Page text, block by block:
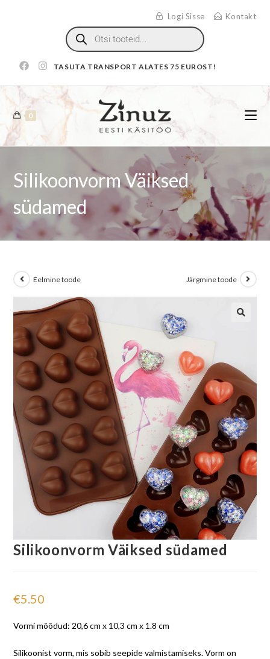
Logi Sisse Kontakt
TASUTA TRANSPORT ALATES 75 EUROST!
0
Silikoonvorm Väiksed
südamed
Eelmine toode Järgmine toode
Silikoonvorm Väiksed südamed
€5.50
Vormi mõõdud: 20,6 cm x 10,3 cm x 1.8 cm
Silikoonist vorm, mis sobib seepide valmistamiseks. Vorm on